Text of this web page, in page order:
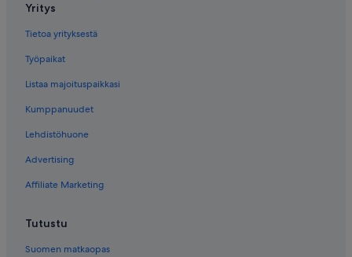
Yritys
Tietoa yrityksestä
Työpaikat
Listaa majoituspaikkasi
Kumppanuudet
Lehdistöhuone
Advertising
Affiliate Marketing
Tutustu
Suomen matkaopas